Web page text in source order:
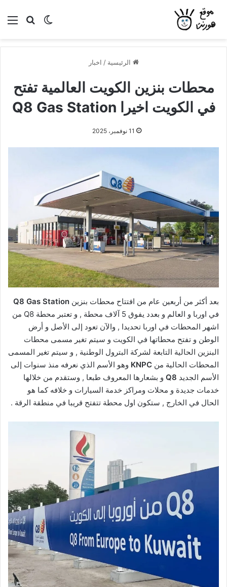
بحثالوضع
الرئيسية / اخبار
محطات بنزين الكويت العالمية تفتح
في الكويت اخيرا Q8 Gas Station
11 نوفمبر، 2025
بعد أكثر من أربعين عام من افتتاح محطات بنزين Q8 Gas Station
في اوربا و العالم و بعدد يفوق 5 آلاف محطة , و تعتبر محطة Q8 من
اشهر المحطات في اوربا تحديدا , والآن تعود إلى الأصل و أرض
الوطن و تفتح محطاتها في الكويت و سيتم تغير مسمى محطات
البنزين الحالية التابعة لشركة البترول الوطنية , و سيتم تغير المسمى
المحطات الحالية من KNPC وهو الأسم الذي نعرفه منذ سنوات إلى
الأسم الجديد Q8 و بشعارها المعروف طبعا , وستقدم من خلالها
خدمات جديدة و محلات ومراكز خدمة السيارات و خلافه كما هو
الحال في الخارج , ستكون اول محطة تتفتح قريبا في منطقة الرقة .